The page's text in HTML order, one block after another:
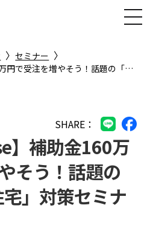
〉セミナー 〉
【Make House】補助金160万円で受注を増やそう！話題の「GX志向型住宅」対策セミナー
SHARE：
】補助金160万
そう！話題の
宅」対策セミナ